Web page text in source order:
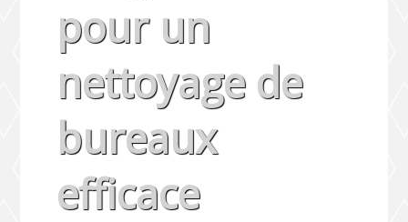
pour un
nettoyage de
bureaux
efficace